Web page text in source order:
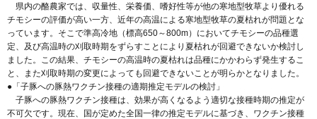
県内の酪農家では、収量性、栄養価、嗜好性等が他の寒地型牧草より優れる
チモシーの評価が高い一方、近年の高温による寒地型牧草の夏枯れが問題とな
っています。そこで準高冷地（標高650～800m）においてチモシーの品種選
定、及び高温時の刈取時期をずらすことにより夏枯れが回避できないか検討し
ました。この結果、チモシーの高温時の夏枯れは品種にかかわらず発生するこ
と、また刈取時期の変更によっても回避できないことが明らかとなりました。
●「子豚への豚熱ワクチン接種の適期推定モデルの検討」
子豚への豚熱ワクチン接種は、効果が高くなるよう適切な接種時期の推定が
不可欠です。現在、国が定めた全国一律の推定モデルに基づき、ワクチン接種